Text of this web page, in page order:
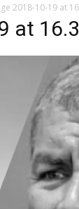
2018-10-19 at
at